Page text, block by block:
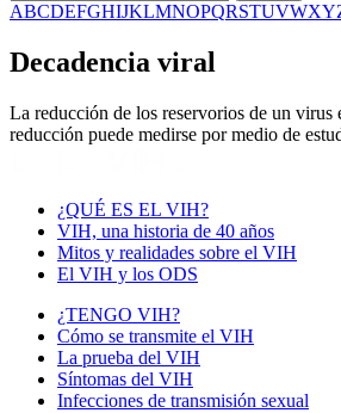
ABCDEFGHIJKLMNOPQRSTUVWXY
Decadencia viral
La reducción de los reservorios de un virus
reducción puede medirse por medio de
¿QUÉ ES EL VIH?
VIH, una historia de 40 años
Mitos y realidades sobre el VIH
El VIH y los ODS
¿TENGO VIH?
Cómo se transmite el VIH
La prueba del VIH
Síntomas del VIH
Infecciones de transmisión sexual